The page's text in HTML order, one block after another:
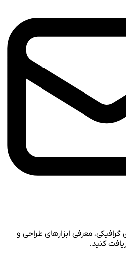
معرفی ابزارهای طراحی و
کنید.